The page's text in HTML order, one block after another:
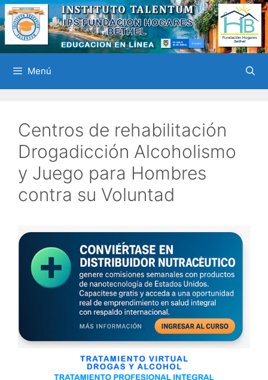
Saltar
al
contenido
Menú
Centros de rehabilitación
Drogadicción Alcoholismo
y Juego para Hombres
contra su Voluntad